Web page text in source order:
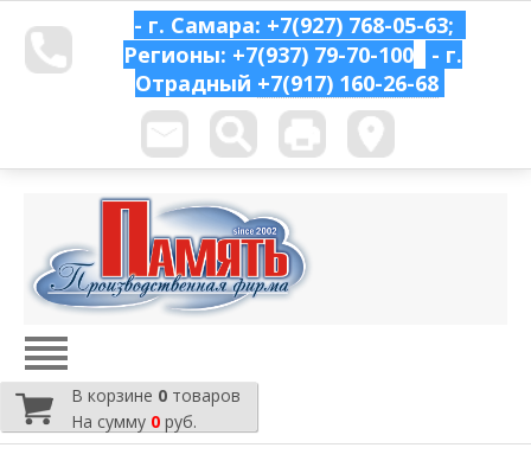
- г. Самара: +7(927) 768-05-63;
Регионы: +7(937) 79-70-100
- г.
Отрадный +7(917) 160-26-68
В корзине 0 товаров
На сумму 0 руб.